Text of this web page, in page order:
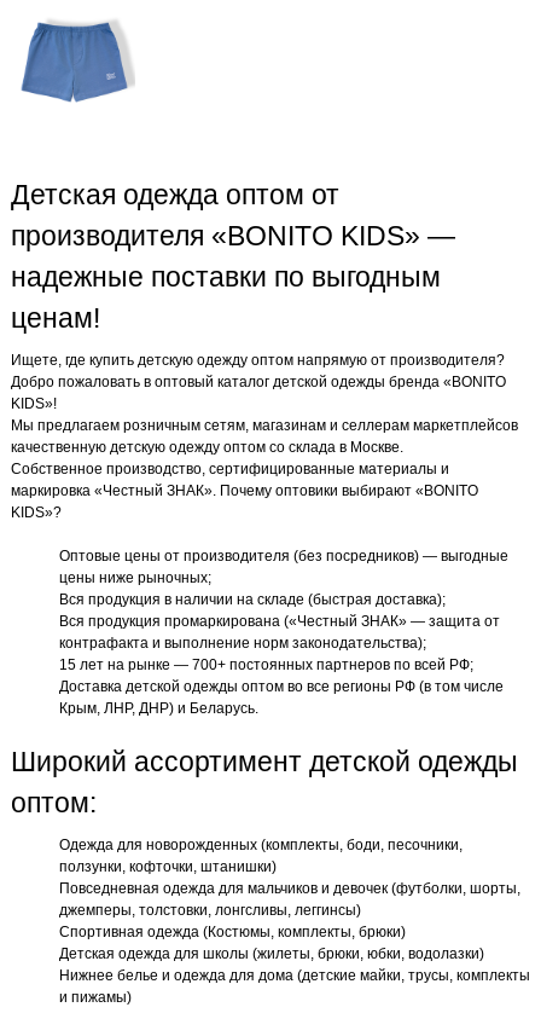
Детская одежда оптом от
производителя «BONITO KIDS» —
надежные поставки по выгодным
ценам!
Ищете, где купить детскую одежду оптом напрямую от производителя?
Добро пожаловать в оптовый каталог детской одежды бренда «BONITO
KIDS»!
Мы предлагаем розничным сетям, магазинам и селлерам маркетплейсов
качественную детскую одежду оптом со склада в Москве.
Собственное производство, сертифицированные материалы и
маркировка «Честный ЗНАК». Почему оптовики выбирают «BONITO
KIDS»?
Оптовые цены от производителя (без посредников) — выгодные
цены ниже рыночных;
Вся продукция в наличии на складе (быстрая доставка);
Вся продукция промаркирована («Честный ЗНАК» — защита от
контрафакта и выполнение норм законодательства);
15 лет на рынке — 700+ постоянных партнеров по всей РФ;
Доставка детской одежды оптом во все регионы РФ (в том числе
Крым, ЛНР, ДНР) и Беларусь.
Широкий ассортимент детской одежды
оптом:
Одежда для новорожденных (комплекты, боди, песочники,
ползунки, кофточки, штанишки)
Повседневная одежда для мальчиков и девочек (футболки, шорты,
джемперы, толстовки, лонгсливы, леггинсы)
Спортивная одежда (Костюмы, комплекты, брюки)
Детская одежда для школы (жилеты, брюки, юбки, водолазки)
Нижнее белье и одежда для дома (детские майки, трусы, комплекты
и пижамы)